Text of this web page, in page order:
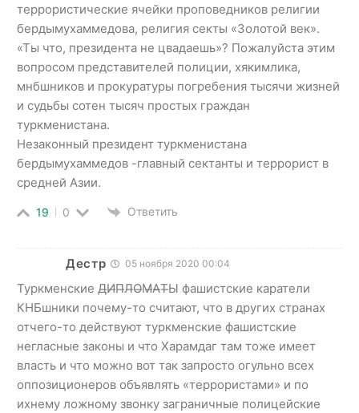
террористические ячейки проповедников религии
бердымухаммедова, религия секты «Золотой век».
«Ты что, президента не цвадаешь»? Пожалуйста этим
вопросом представителей полиции, хякимлика,
мнбшников и прокуратуры погребения тысячи жизней
и судьбы сотен тысяч простых граждан
туркменистана.
Незаконный президент туркменистана
бердымухаммедов -главный сектанты и террорист в
средней Азии.
19 0 Ответить
Дестр 05 ноября 2020 00:04
Туркменские Д̶И̶П̶Л̶О̶М̶А̶Т̶Ы фашистские каратели
КНБшники почему-то считают, что в других странах
отчего-то действуют туркменские фашистские
негласные законы и что Харамдаг там тоже имеет
власть и что можно вот так запросто огульно всех
оппозиционеров объявлять «террористами» и по
ихнему ложному звонку заграничные полицейские